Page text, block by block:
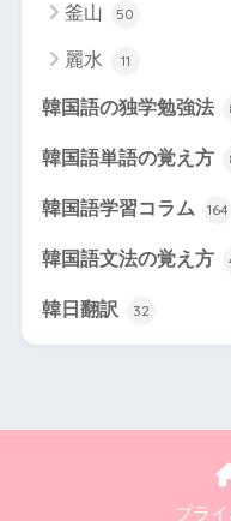
釜山 50
麗水 11
韓国語の独学勉強法
韓国語単語の覚え方
韓国語学習コラム 164
韓国語文法の覚え方
韓日翻訳 32
プラ